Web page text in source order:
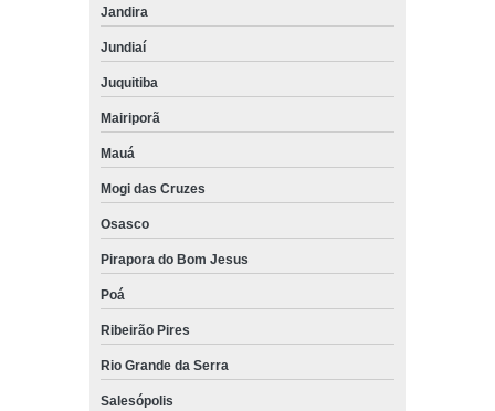
Jandira
Jundiaí
Juquitiba
Mairiporã
Mauá
Mogi das Cruzes
Osasco
Pirapora do Bom Jesus
Poá
Ribeirão Pires
Rio Grande da Serra
Salesópolis